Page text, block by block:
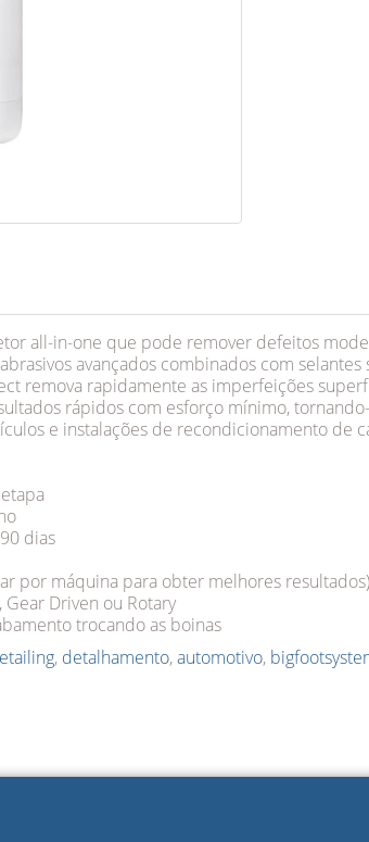
all-in-one que pode remover defeitos
avançados combinados com
remova rapidamente as imperfeições
rápidos com esforço mínimo,
e instalações de recondicionamento de
dias
por máquina para obter melhores resultados)
Driven ou Rotary
trocando as boinas
, detalhamento,automotivo,